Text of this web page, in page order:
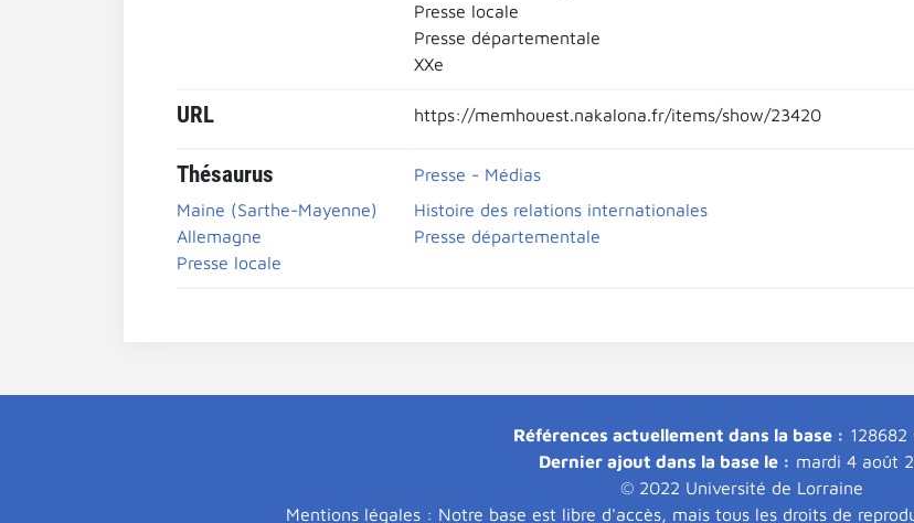
Presse locale
Presse départementale
XXe
URL https://memhouest.nakalona.fr/items/show/23420
Thésaurus
Presse - Médias
Maine (Sarthe-Mayenne)
Histoire des relations internationales
Allemagne
Presse départementale
Presse locale
Références actuellement dans la base :
Dernier ajout dans la base le : mardi 4 août
© 2022 Université de Lorraine
Mentions légales : Notre base est libre d'accès, mais tous les droits de